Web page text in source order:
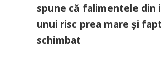
spune că falimentele din
unui risc prea mare şi
schimbat